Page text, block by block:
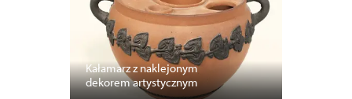
Kałamarz z naklejonym
dekorem artystycznym